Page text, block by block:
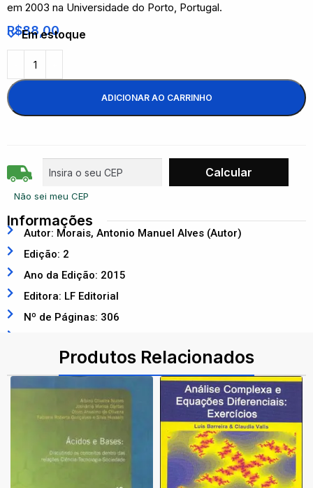
em 2003 na Universidade do Porto, Portugal.
R$88,00
Em estoque
ADICIONAR AO CARRINHO
Não sei meu CEP
Informações
Autor: Morais, Antonio Manuel Alves (Autor)
Edição: 2
Ano da Edição: 2015
Editora: LF Editorial
Nº de Páginas: 306
Produtos Relacionados